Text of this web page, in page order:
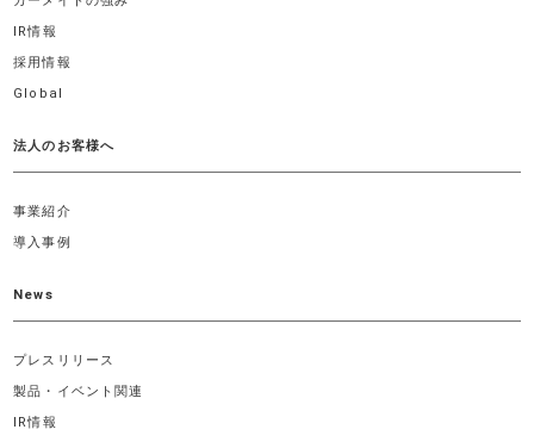
IR情報
採用情報
Global
法人のお客様へ
事業紹介
導入事例
News
プレスリリース
製品・イベント関連
IR情報